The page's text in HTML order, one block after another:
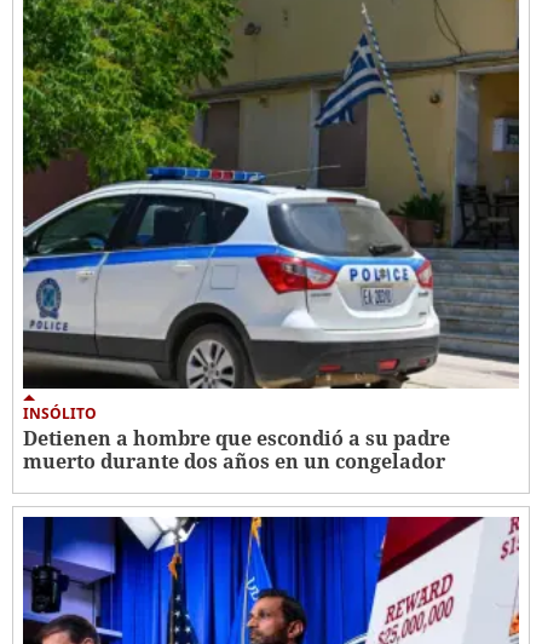
INSÓLITO
Detienen a hombre que escondió a su padre
muerto durante dos años en un congelador